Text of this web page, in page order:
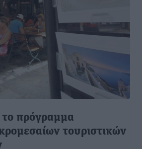
το πρόγραμμα
τουριστικών